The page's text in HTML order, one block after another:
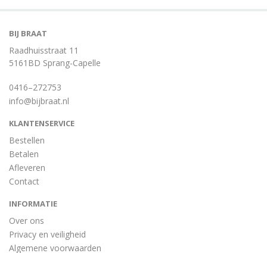
BIJ BRAAT
Raadhuisstraat 11
5161BD Sprang-Capelle
0416–272753
info@bijbraat.nl
KLANTENSERVICE
Bestellen
Betalen
Afleveren
Contact
INFORMATIE
Over ons
Privacy en veiligheid
Algemene voorwaarden